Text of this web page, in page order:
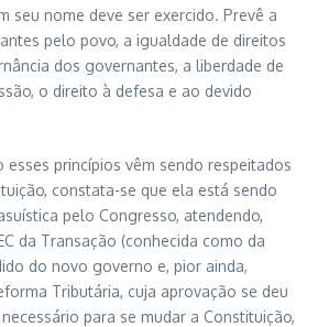
seu nome deve ser exercido. Prevê a
pelo povo, a igualdade de direitos
dos governantes, a liberdade de
o direito à defesa e ao devido
esses princípios vêm sendo respeitados
constata-se que ela está sendo
pelo Congresso, atendendo,
da Transação (conhecida como da
do novo governo e, pior ainda,
Tributária, cuja aprovação se deu
para se mudar a Constituição,